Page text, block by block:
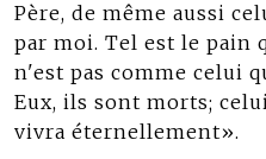
Père, de même aussi
par moi. Tel est le pain
n'est pas comme celui
Eux, ils sont morts;
vivra éternellement».